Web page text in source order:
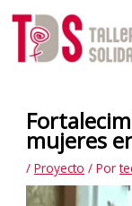
al
contenido
mujeres
/Proyecto / Por